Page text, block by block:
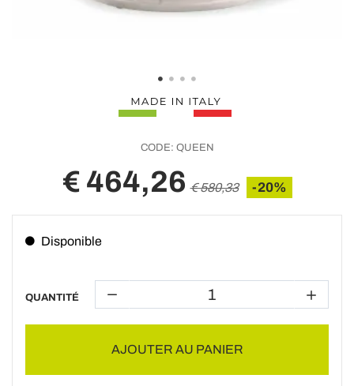
CODE: QUEEN
€ 464,26 € 580,33 -20%
Disponible
QUANTITÉ
AJOUTER AU PANIER